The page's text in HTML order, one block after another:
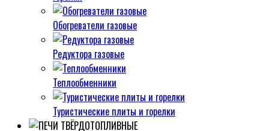
Обогреватели газовые
Редуктора газовые
Теплообменники
Туристические плиты и горелки